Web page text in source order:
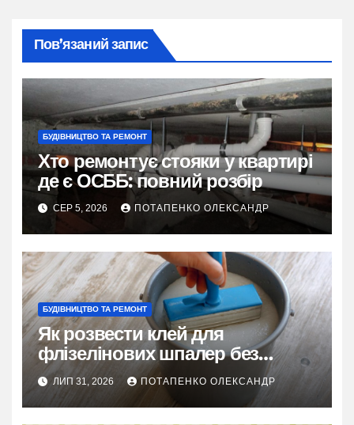
Пов’язаний запис
БУДІВНИЦТВО ТА РЕМОНТ
Хто ремонтує стояки у квартирі
де є ОСББ: повний розбір
СЕР 5, 2026 ПОТАПЕНКО ОЛЕКСАНДР
БУДІВНИЦТВО ТА РЕМОНТ
Як розвести клей для
флізелінових шпалер без
грудок і помилок
ЛИП 31, 2026 ПОТАПЕНКО ОЛЕКСАНДР